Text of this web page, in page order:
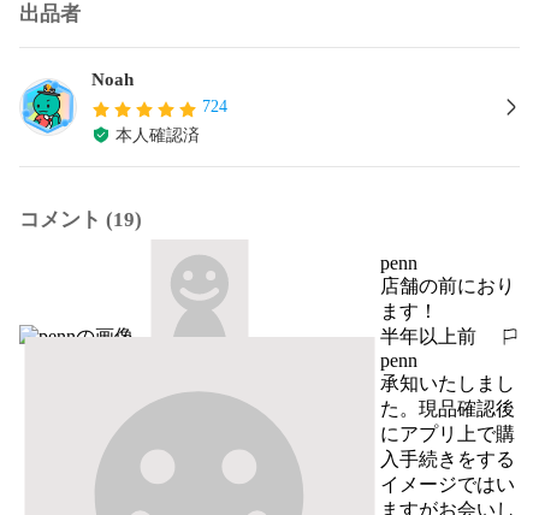
出品者
Noah
724
本人確認済
コメント (19)
penn
店舗の前におり
ます！
半年以上前
報告する
penn
承知いたしまし
た。現品確認後
にアプリ上で購
入手続きをする
イメージではい
ますがお会いし